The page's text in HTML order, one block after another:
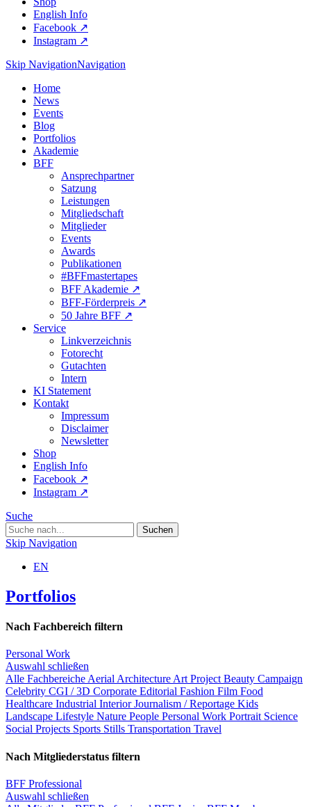
English Info
Facebook ↗︎
Instagram ↗︎
Skip NavigationNavigation
Home
News
Events
Blog
Portfolios
Akademie
BFF
Ansprechpartner
Satzung
Leistungen
Mitgliedschaft
Mitglieder
Events
Awards
Publikationen
#BFFmastertapes
BFF Akademie ↗︎
BFF-Förderpreis ↗︎
50 Jahre BFF ↗︎
Service
Linkverzeichnis
Fotorecht
Gutachten
Intern
KI Statement
Kontakt
Impressum
Disclaimer
Newsletter
Shop
English Info
Facebook ↗︎
Instagram ↗︎
Suche
Skip Navigation
EN
Portfolios
Nach Fachbereich filtern
Personal Work
Auswahl schließen
Alle Fachbereiche Aerial Architecture Art Project Beauty Campaign
Celebrity CGI / 3D Corporate Editorial Fashion Film Food
Healthcare Industrial InteriorJournalism / Reportage Kids
Landscape Lifestyle Nature People Personal Work Portrait Science
Social Projects Sports Stills Transportation Travel
Nach Mitgliederstatus filtern
BFF Professional
Auswahl schließen